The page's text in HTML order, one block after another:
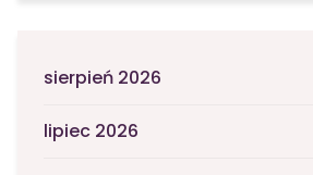
sierpień 2026
lipiec 2026